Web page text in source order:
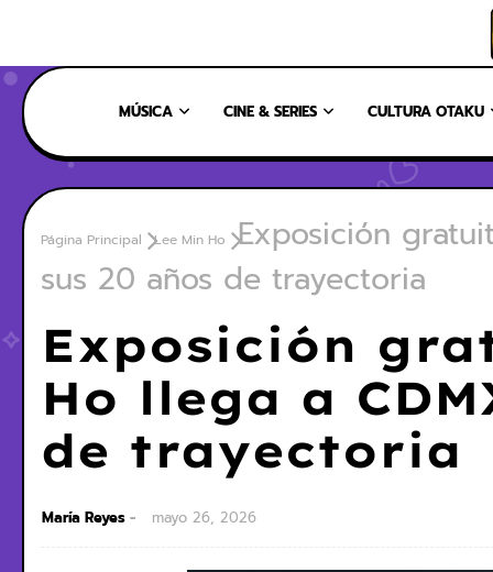
MÚSICA CINE & SERIES CULTURA OTAKU
Página Principal Lee Min Ho
Exposición
sus 20 años de trayectoria
Exposición
Ho llega a
de trayectoria
María Reyes mayo 26, 2026